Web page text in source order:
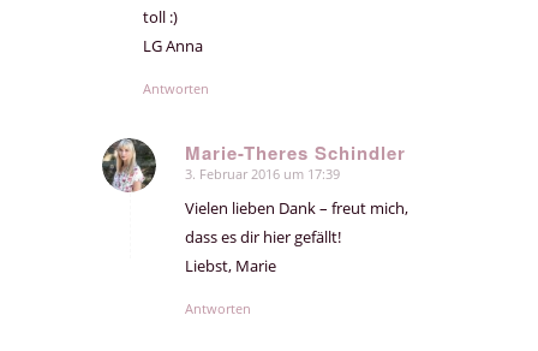
toll :)
LG Anna
Antworten
Marie-Theres Schindler
sagte:
3. Februar 2016 um 17:39
Vielen lieben Dank – freut mich,
dass es dir hier gefällt!
Liebst, Marie
Antworten